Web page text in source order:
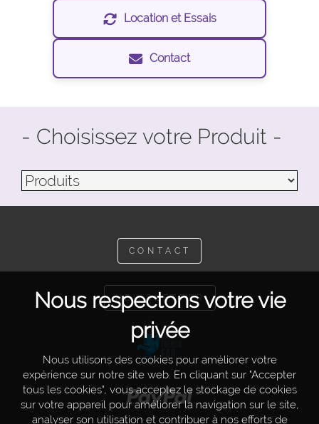
Nous respectons votre vie
privée
Nous utilisons des cookies pour améliorer votre
expérience sur notre site web. En cliquant sur "Accepter
tous les cookies", vous acceptez le stockage de cookies
sur votre appareil pour améliorer la navigation sur le site,
analyser son utilisation et contribuer à nos efforts de
Location et Essais
Contact
- Choisissez votre Produit -
CONTACT
NEWSLETTER